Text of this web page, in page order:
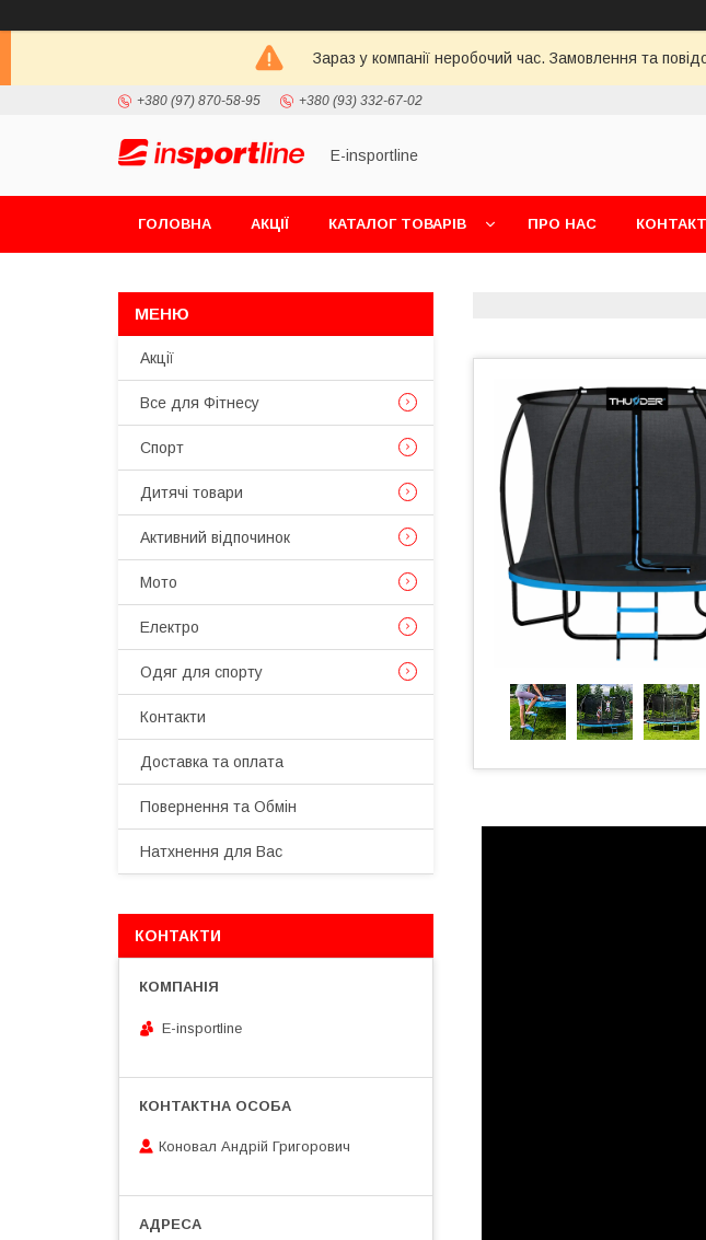
Зараз у компанії неробочий час. Замовлення та
+380 (97) 870-58-95 +380 (93) 332-67-02
E-insportline
ГОЛОВНА АКЦІЇ КАТАЛОГ ТОВАРІВ ПРО НАС
Акції
Все для Фітнесу
Спорт
Дитячі товари
Активний відпочинок
Мото
Електро
Одяг для спорту
Контакти
Доставка та оплата
Повернення та Обмін
Натхнення для Вас
КОНТАКТИ
E-insportline
Коновал Андрій Григорович